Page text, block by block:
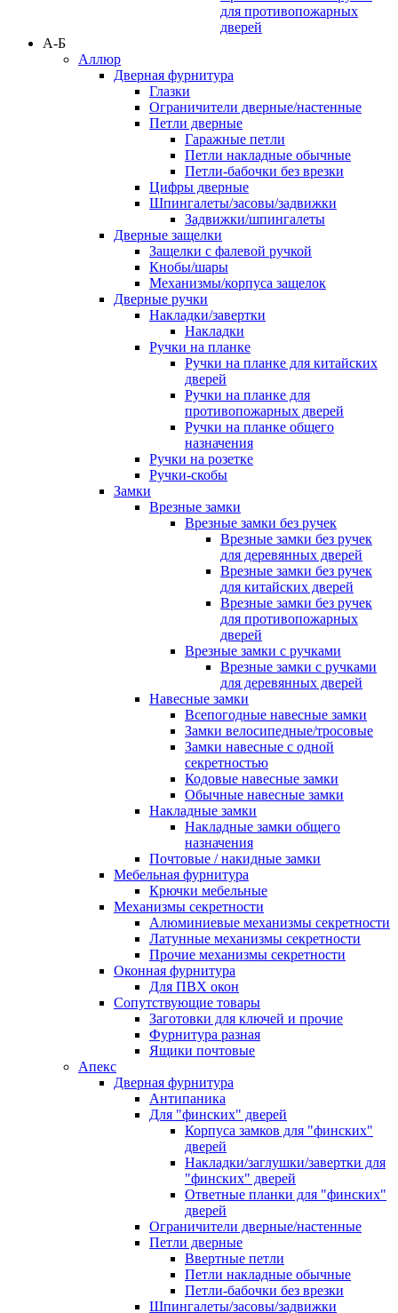
для противопожарных
дверей
А-Б
Аллюр
Дверная фурнитура
Глазки
Ограничители дверные/настенные
Петли дверные
Гаражные петли
Петли накладные обычные
Петли-бабочки без врезки
Цифры дверные
Шпингалеты/засовы/задвижки
Задвижки/шпингалеты
Дверные защелки
Защелки с фалевой ручкой
Кнобы/шары
Механизмы/корпуса защелок
Дверные ручки
Накладки/завертки
Накладки
Ручки на планке
Ручки на планке для китайских
дверей
Ручки на планке для
противопожарных дверей
Ручки на планке общего
назначения
Ручки на розетке
Ручки-скобы
Замки
Врезные замки
Врезные замки без ручек
Врезные замки без ручек
для деревянных дверей
Врезные замки без ручек
для китайских дверей
Врезные замки без ручек
для противопожарных
дверей
Врезные замки с ручками
Врезные замки с ручками
для деревянных дверей
Навесные замки
Всепогодные навесные замки
Замки велосипедные/тросовые
Замки навесные с одной
секретностью
Кодовые навесные замки
Обычные навесные замки
Накладные замки
Накладные замки общего
назначения
Почтовые / накидные замки
Мебельная фурнитура
Крючки мебельные
Механизмы секретности
Алюминиевые механизмы секретности
Латунные механизмы секретности
Прочие механизмы секретности
Оконная фурнитура
Для ПВХ окон
Сопутствующие товары
Заготовки для ключей и прочие
Фурнитура разная
Ящики почтовые
Апекс
Дверная фурнитура
Антипаника
Для "финских" дверей
Корпуса замков для "финских"
дверей
Накладки/заглушки/завертки для
"финских" дверей
Ответные планки для "финских"
дверей
Ограничители дверные/настенные
Петли дверные
Ввертные петли
Петли накладные обычные
Петли-бабочки без врезки
Шпингалеты/засовы/задвижки